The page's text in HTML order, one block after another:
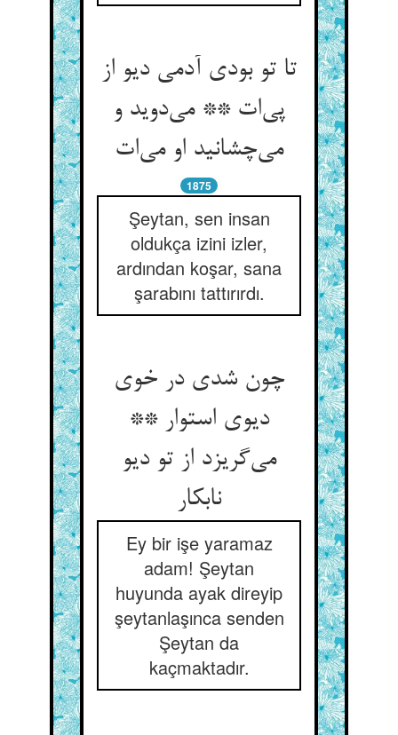
تا تو بودی آدمی دیو از
پی‌‌ات ** می‌‌دوید و
1875
Şeytan, sen insan
oldukça izini izler,
ardından koşar, sana
şarabını tattırırdı.
چون شدی در خوی
دیوی استوار **
می‌‌گریزد از تو دیو
نابکار
Ey bir işe yaramaz
adam! Şeytan
huyunda ayak direyip
şeytanlaşınca senden
Şeytan da
kaçmaktadır.